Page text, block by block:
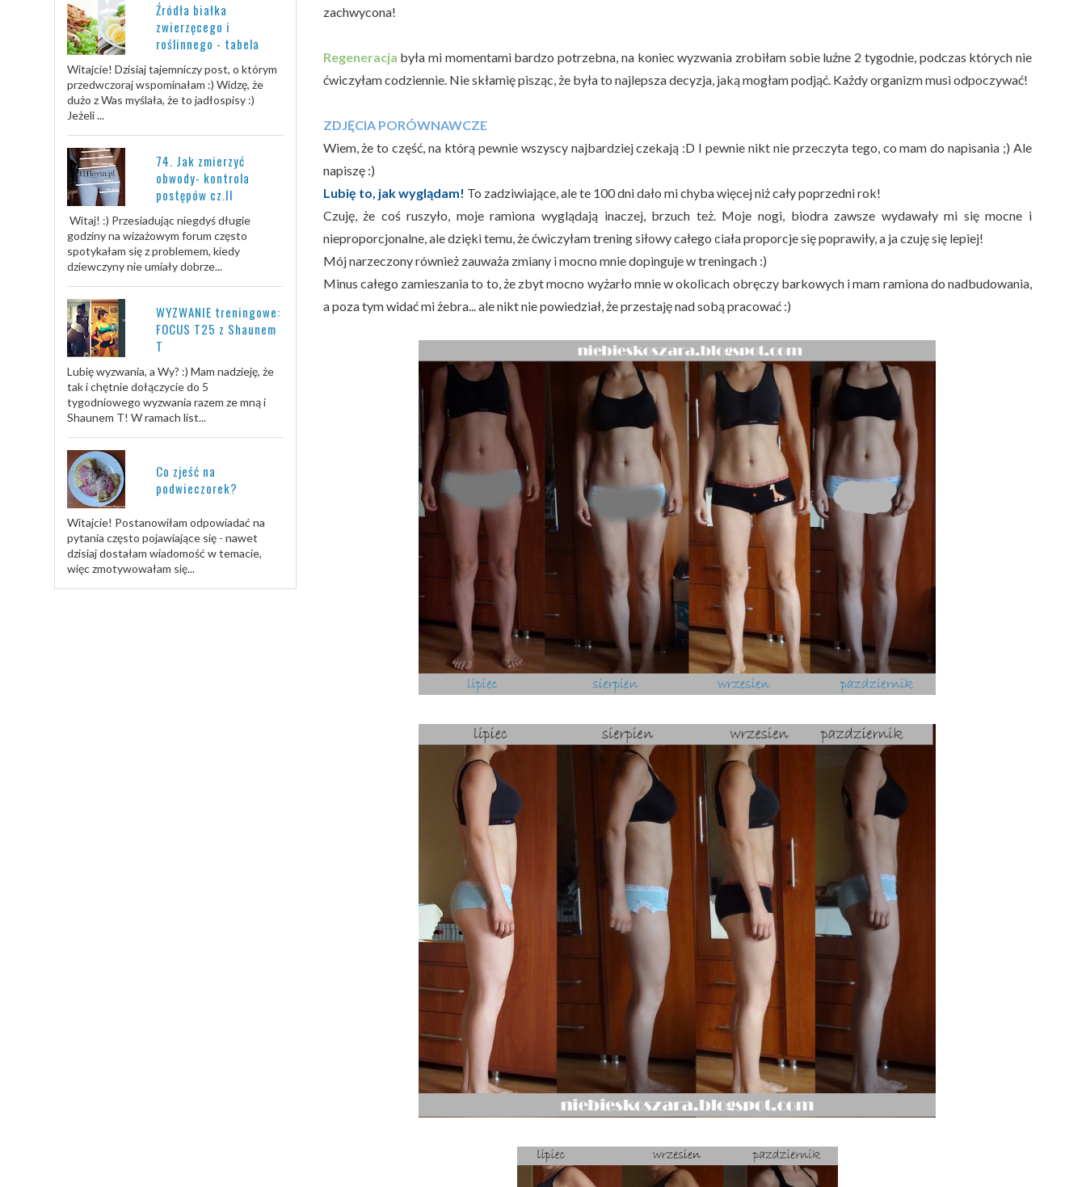
zachwycona!
Regeneracja była mi momentami bardzo potrzebna, na koniec wyzwania zrobiłam sobie luźne 2 tygodnie, podczas których nie
ćwiczyłam codziennie. Nie skłamię pisząc, że była to najlepsza decyzja, jaką mogłam podjąć. Każdy organizm musi odpoczywać!
ZDJĘCIA PORÓWNAWCZE
Wiem, że to część, na którą pewnie wszyscy najbardziej czekają :D I pewnie nikt nie przeczyta tego, co mam do napisania ;) Ale
napiszę :)
Lubię to, jak wyglądam! To zadziwiające, ale te 100 dni dało mi chyba więcej niż cały poprzedni rok!
Czuję, że coś ruszyło, moje ramiona wyglądają inaczej, brzuch też. Moje nogi, biodra zawsze wydawały mi się mocne i
nieproporcjonalne, ale dzięki temu, że ćwiczyłam trening siłowy całego ciała proporcje się poprawiły, a ja czuję się lepiej!
Mój narzeczony również zauważa zmiany i mocno mnie dopinguje w treningach :)
Minus całego zamieszania to to, że zbyt mocno wyżarło mnie w okolicach obręczy barkowych i mam ramiona do nadbudowania,
a poza tym widać mi żebra... ale nikt nie powiedział, że przestaję nad sobą pracować :)
Źródła białka
zwierzęcego i
roślinnego - tabela
Witajcie! Dzisiaj tajemniczy post, o którym
przedwczoraj wspominałam :) Widzę, że
dużo z Was myślała, że to jadłospisy :)
Jeżeli ...
74. Jak zmierzyć
obwody- kontrola
postępów cz.II
Witaj! :) Przesiadując niegdyś długie
godziny na wizażowym forum często
spotykałam się z problemem, kiedy
dziewczyny nie umiały dobrze...
WYZWANIE treningowe:
FOCUS T25 z Shaunem
T
Lubię wyzwania, a Wy? :) Mam nadzieję, że
tak i chętnie dołączycie do 5
tygodniowego wyzwania razem ze mną i
Shaunem T! W ramach list...
Co zjeść na
podwieczorek?
Witajcie! Postanowiłam odpowiadać na
pytania często pojawiające się - nawet
dzisiaj dostałam wiadomość w temacie,
więc zmotywowałam się...